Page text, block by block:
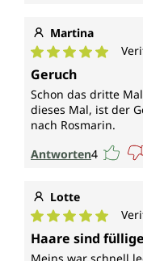
Martina
Durchschnittliche
Geruch
Schon das dritte
dieses Mal, ist der
nach Rosmarin.
Antworten4
Lotte
Durchschnittliche
Haare sind